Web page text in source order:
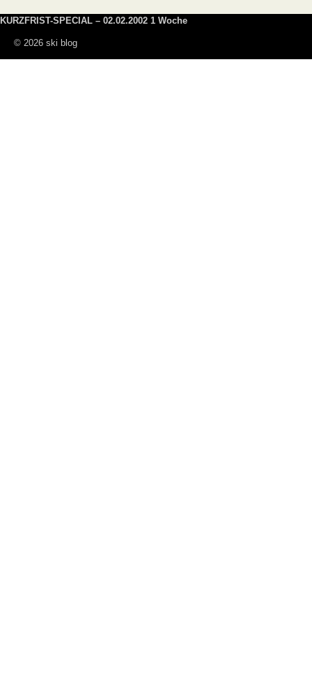
KURZFRIST-SPECIAL – 02.02.2002 1 Woche
© 2026 ski blog